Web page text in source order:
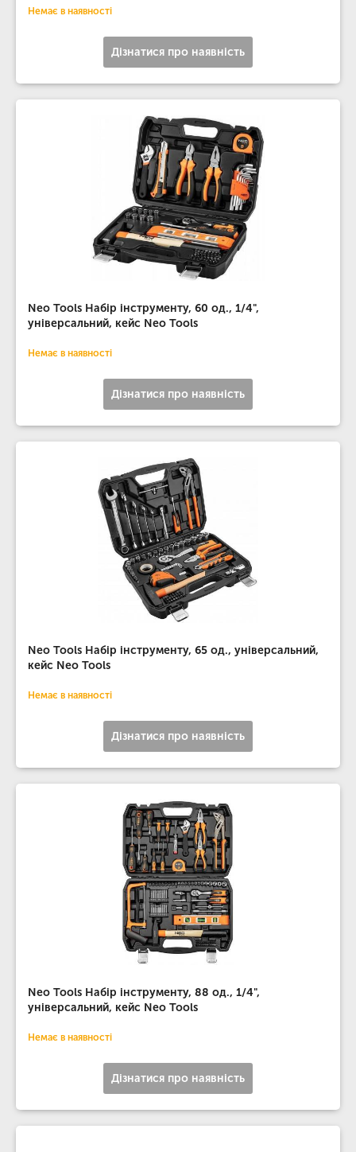
Немає в наявності
Дізнатися про наявність
Neo Tools Набір інструменту, 60 од., 1/4",
універсальний, кейс Neo Tools
Немає в наявності
Дізнатися про наявність
Neo Tools Набір інструменту, 65 од., універсальний,
кейс Neo Tools
Немає в наявності
Дізнатися про наявність
Neo Tools Набір інструменту, 88 од., 1/4",
універсальний, кейс Neo Tools
Немає в наявності
Дізнатися про наявність